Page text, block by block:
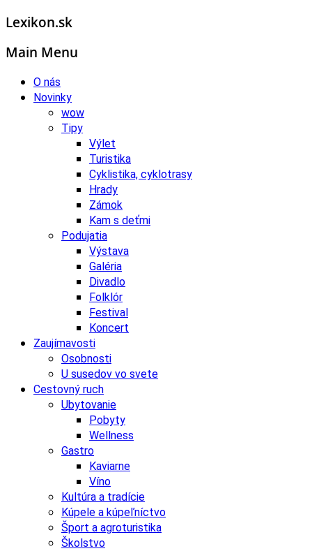
Lexikon.sk
Main Menu
O nás
Novinky
wow
Tipy
Výlet
Turistika
Cyklistika, cyklotrasy
Hrady
Zámok
Kam s deťmi
Podujatia
Výstava
Galéria
Divadlo
Folklór
Festival
Koncert
Zaujímavosti
Osobnosti
U susedov vo svete
Cestovný ruch
Ubytovanie
Pobyty
Wellness
Gastro
Kaviarne
Víno
Kultúra a tradície
Kúpele a kúpeľníctvo
Šport a agroturistika
Školstvo